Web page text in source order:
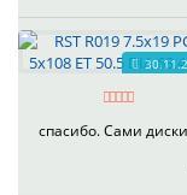
спасибо. Сами